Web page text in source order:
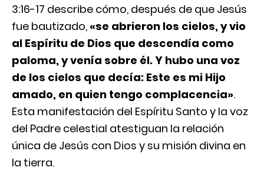
3:16-17 describe cómo, después de que Jesús
fue bautizado, «se abrieron los cielos, y vio
al Espíritu de Dios que descendía como
paloma, y venía sobre él. Y hubo una voz
de los cielos que decía: Este es mi Hijo
amado, en quien tengo complacencia».
Esta manifestación del Espíritu Santo y la voz
del Padre celestial atestiguan la relación
única de Jesús con Dios y su misión divina en
la tierra.